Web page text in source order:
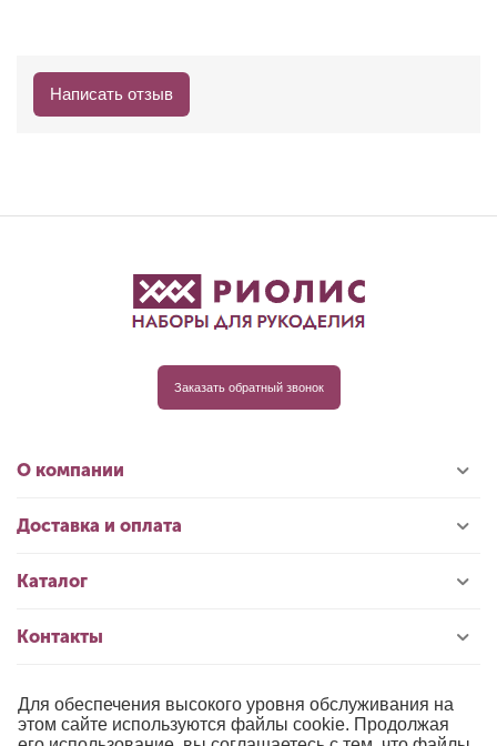
Написать отзыв
Заказать обратный звонок
О компании
Доставка и оплата
Каталог
Контакты
© 1996-2026 «РИОЛИС»
Для обеспечения высокого уровня обслуживания на
этом сайте используются файлы cookie. Продолжая